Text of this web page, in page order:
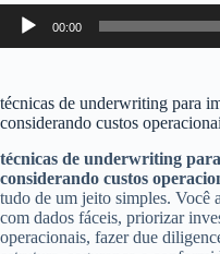
Tocador
áudio
00:00
técnicas de underwriting para
considerando custos
técnicas de underwriting
considerando custos
tudo de um jeito simples. Você
com dados fáceis, priorizar
operacionais, fazer due